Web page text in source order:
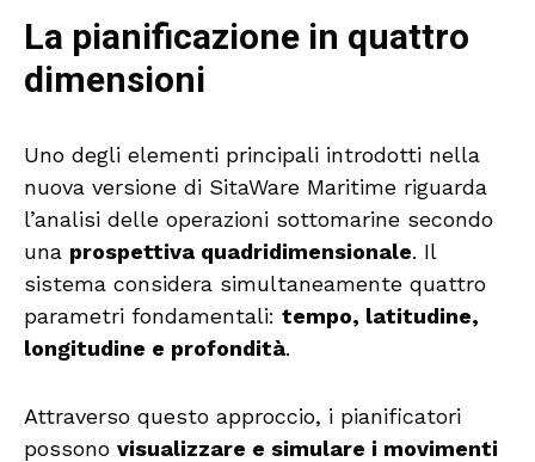
La pianificazione in quattro
dimensioni
Uno degli elementi principali introdotti nella
nuova versione di SitaWare Maritime riguarda
l’analisi delle operazioni sottomarine secondo
una prospettiva quadridimensionale. Il
sistema considera simultaneamente quattro
parametri fondamentali: tempo, latitudine,
longitudine e profondità.
Attraverso questo approccio, i pianificatori
possono visualizzare e simulare i movimenti